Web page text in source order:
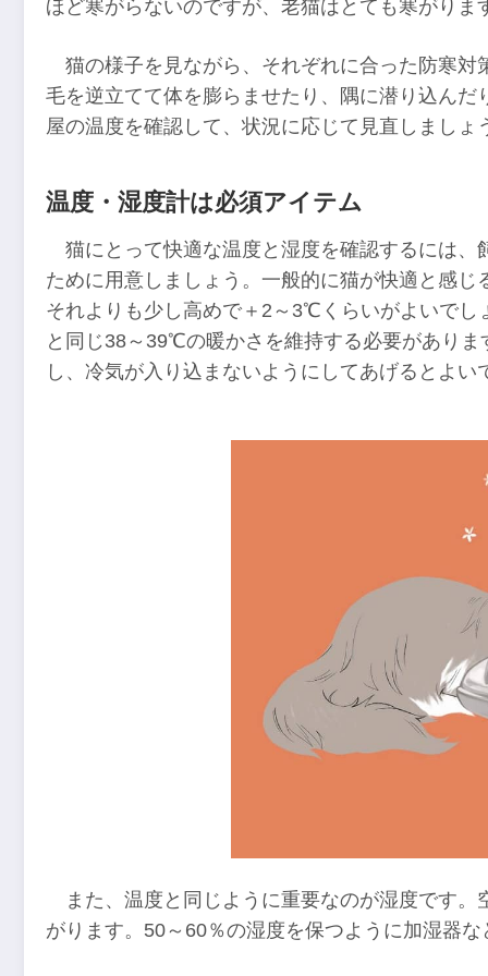
ほど寒がらないのですが、老猫はとても寒がり
猫の様子を見ながら、それぞれに合った防寒
毛を逆立てて体を膨らませたり、隅に潜り込ん
屋の温度を確認して、状況に応じて見直しましょ
温度・湿度計は必須アイテム
猫にとって快適な温度と湿度を確認するには
ために用意しましょう。一般的に猫が快適と感
それよりも少し高めで＋2～3℃くらいがよいで
と同じ38～39℃の暖かさを維持する必要があり
し、冷気が入り込まないようにしてあげるとよい
また、温度と同じように重要なのが湿度です
がります。50～60％の湿度を保つように加湿器